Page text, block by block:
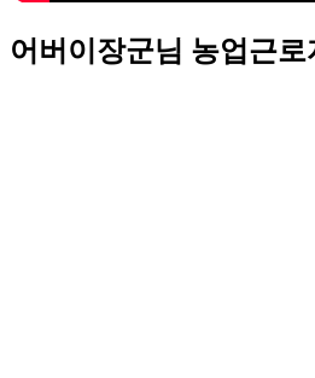
어버이장군님 농업근